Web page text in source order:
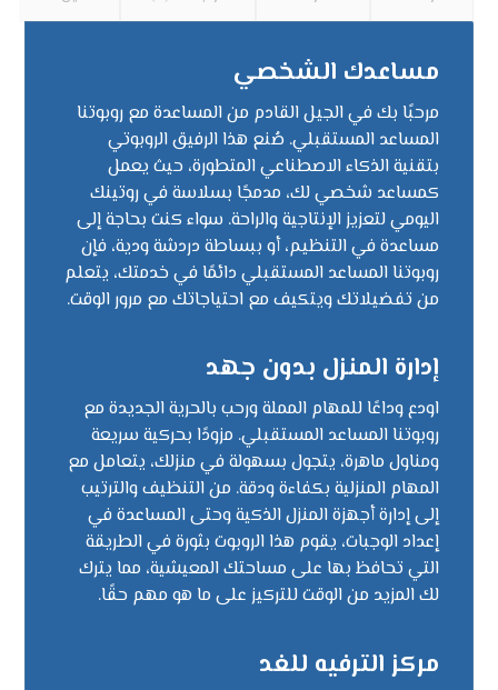
مساعدك الشخصي
مرحبًا بك في الجيل القادم من المساعدة مع روبوتنا
المساعد المستقبلي. صُنع هذا الرفيق الروبوتي
بتقنية الذكاء الاصطناعي المتطورة، حيث يعمل
كمساعد شخصي لك، مدمجًا بسلاسة في روتينك
اليومي لتعزيز الإنتاجية والراحة. سواء كنت بحاجة إلى
مساعدة في التنظيم، أو ببساطة دردشة ودية، فإن
روبوتنا المساعد المستقبلي دائمًا في خدمتك، يتعلم
من تفضيلاتك ويتكيف مع احتياجاتك مع مرور الوقت.
إدارة المنزل بدون جهد
اودع وداعًا للمهام المملة ورحب بالحرية الجديدة مع
روبوتنا المساعد المستقبلي. مزودًا بحركية سريعة
ومناول ماهرة، يتجول بسهولة في منزلك، يتعامل مع
المهام المنزلية بكفاءة ودقة. من التنظيف والترتيب
إلى إدارة أجهزة المنزل الذكية وحتى المساعدة في
إعداد الوجبات، يقوم هذا الروبوت بثورة في الطريقة
التي تحافظ بها على مساحتك المعيشية، مما يترك
لك المزيد من الوقت للتركيز على ما هو مهم حقًا.
مركز الترفيه للغد